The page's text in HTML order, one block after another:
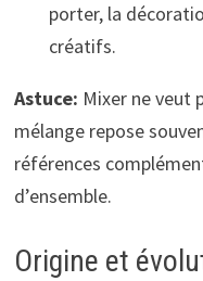
porter, la
créatifs.
Astuce: Mixer ne veut
mélange repose
références
d’ensemble.
Origine et